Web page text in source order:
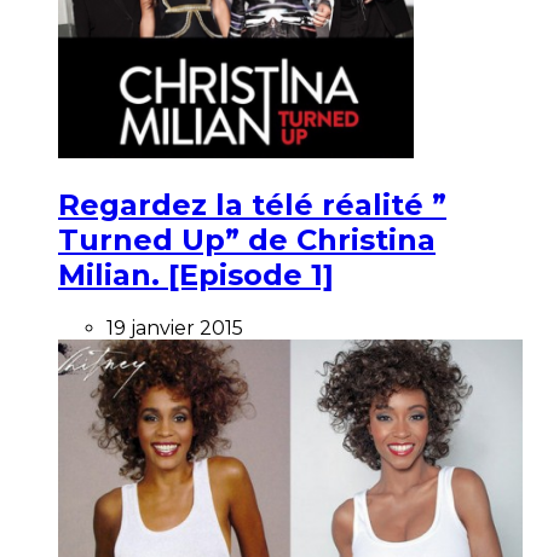
Regardez la télé réalité ”
Turned Up” de Christina
Milian. [Episode 1]
19 janvier 2015